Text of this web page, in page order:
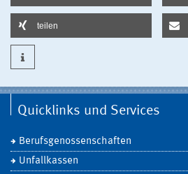
teilen
Quicklinks und Services
Berufsgenossenschaften
Unfallkassen